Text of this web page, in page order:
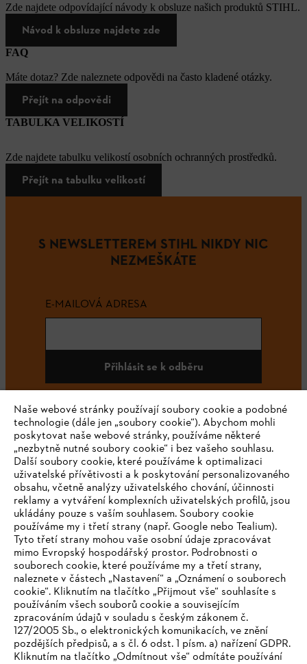
Zde najdete odpovídající návody k obsluze našich produktů STIHL.
Návod k obsluze najdete zde
FAQ
Máte dotaz? Zde naleznete odpovědi na často kladené otázky.
Přejít na odpovědi
TABULKA VELIKOSTÍ
Zde najdete tabulku velikostí osobních ochranných prostředků.
Přejít na tabulku velikostí
S NEWSLETTEREM STIHL NIKDY NIC
NEZMEŠKÁTE
E-MAILOVÁ ADRESA
Přihlásit se k odběru
#STIHL
Společnost
STIHL FAQ
IHR BROWSER WIRD NICHT
Naše webové stránky používají soubory cookie a podobné
technologie (dále jen „soubory cookie“). Abychom mohli
poskytovat naše webové stránky, používáme některé
„nezbytně nutné soubory cookie“ i bez vašeho souhlasu.
Další soubory cookie, které používáme k optimalizaci
uživatelské přívětivosti a k poskytování personalizovaného
obsahu, včetně analýzy uživatelského chování, účinnosti
reklamy a vytváření komplexních uživatelských profilů, jsou
ukládány pouze s vaším souhlasem. Soubory cookie
používáme my i třetí strany (např. Google nebo Tealium).
Tyto třetí strany mohou vaše osobní údaje zpracovávat
mimo Evropský hospodářský prostor. Podrobnosti o
souborech cookie, které používáme my a třetí strany,
naleznete v částech „Nastavení“ a „Oznámení o souborech
cookie“. Kliknutím na tlačítko „Přijmout vše“ souhlasíte s
používáním všech souborů cookie a souvisejícím
zpracováním údajů v souladu s českým zákonem č.
127/2005 Sb., o elektronických komunikacích, ve znění
pozdějších předpisů, a s čl. 6 odst. 1 písm. a) nařízení GDPR.
Kliknutím na tlačítko „Odmítnout vše“ odmítáte používání